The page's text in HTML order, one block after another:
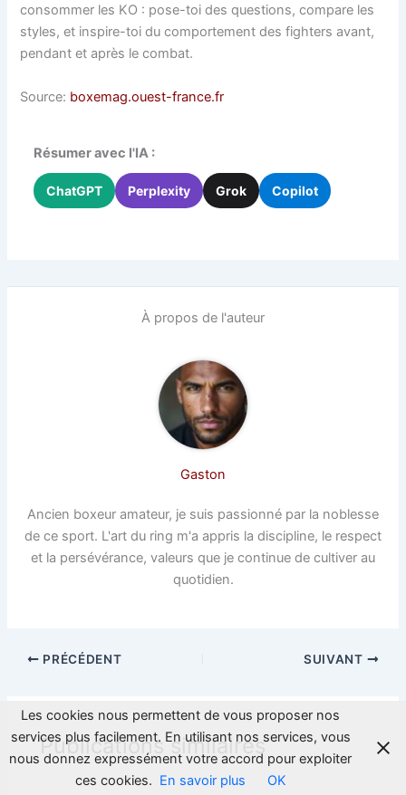
consommer les KO : pose-toi des questions, compare les
styles, et inspire-toi du comportement des fighters avant,
pendant et après le combat.
Source: boxemag.ouest-france.fr
Résumer avec l'IA :
ChatGPT Perplexity Grok Copilot
À propos de l'auteur
Gaston
Ancien boxeur amateur, je suis passionné par la noblesse
de ce sport. L'art du ring m'a appris la discipline, le respect
et la persévérance, valeurs que je continue de cultiver au
quotidien.
PRÉCÉDENT SUIVANT
Publications similaires
Les cookies nous permettent de vous proposer nos
services plus facilement. En utilisant nos services, vous
nous donnez expressément votre accord pour exploiter
ces cookies. En savoir plus OK